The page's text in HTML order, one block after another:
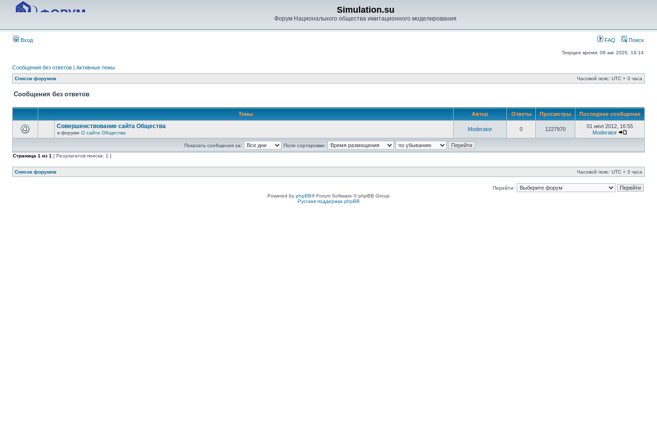
Simulation.su
Форум Национального общества имитационного моделирования
Вход FAQ Поиск
Текущее время: 08 авг 2026, 19:14
Сообщения без ответов | Активные темы
Список форумов Часовой пояс: UTC + 3 часа
Сообщения без ответов
Темы Автор Ответы Просмотры Последнее сообщение
Совершенствование сайта Общества
в форуме О сайте Общества
Moderator 0 1227970
01 июл 2012, 16:55
Moderator
Показать сообщения за:
Поле сортировки:
Страница 1 из 1 [ Результатов поиска: 1 ]
Список форумов Часовой пояс: UTC + 3 часа
Перейти:
Powered by phpBB® Forum Software © phpBB Group
Русская поддержка phpBB